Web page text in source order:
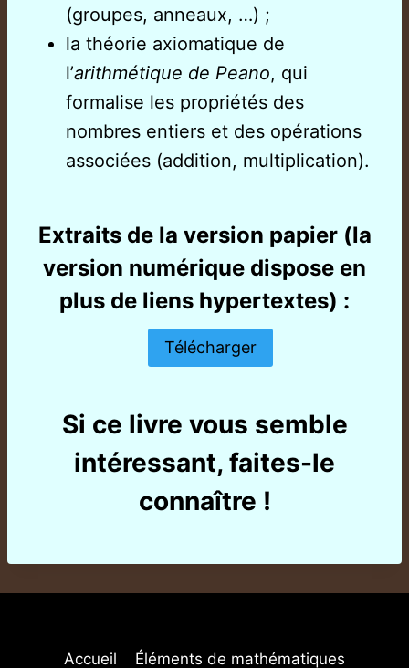
(groupes, anneaux, …) ;
la théorie axiomatique de
l’arithmétique de Peano, qui
formalise les propriétés des
nombres entiers et des opérations
associées (addition, multiplication).
Extraits de la version papier (la
version numérique dispose en
plus de liens hypertextes) :
Télécharger
Si ce livre vous semble
intéressant, faites-le
connaître !
Accueil Éléments de mathématiques